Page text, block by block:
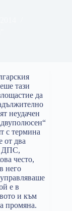
тази
да
неудачен
с термина
от два
ДПС,
често,
него
е в
и към
промяна.